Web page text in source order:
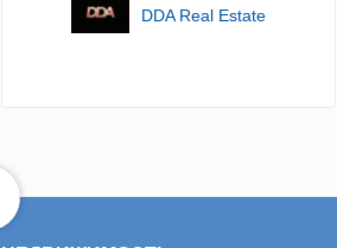
DDA Real Estate